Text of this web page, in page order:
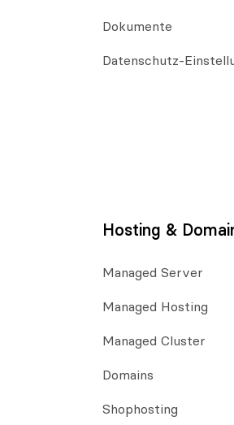
Dokumente
Datenschutz-
Hosting &
Managed Server
Managed Hosting
Managed Cluster
Domains
Shophosting